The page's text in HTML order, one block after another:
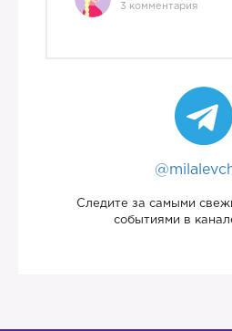
3 комментария
Следите за самыми
событиями в